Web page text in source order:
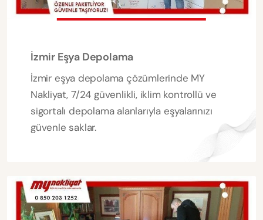
İzmir Eşya Depolama
İzmir eşya depolama çözümlerinde MY
Nakliyat, 7/24 güvenlikli, iklim kontrollü ve
sigortalı depolama alanlarıyla eşyalarınızı
güvenle saklar.